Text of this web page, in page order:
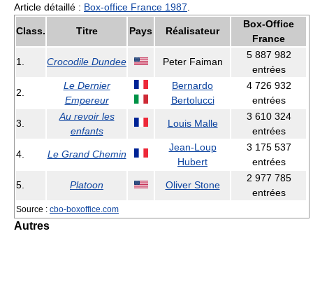
Article détaillé : Box-office France 1987
Class. Titre Pays Réalisateur
Box-Office
France
1. Crocodile Dundee Peter Faiman
5 887 982
entrées
2.
Le Dernier
Empereur
Bernardo
Bertolucci
4 726 932
entrées
3.
Au revoir les
enfants
Louis Malle
3 610 324
entrées
4. Le Grand Chemin
Jean-Loup
Hubert
3 175 537
entrées
5. Platoon Oliver Stone
2 977 785
entrées
Source : cbo-boxoffice.com
Autres